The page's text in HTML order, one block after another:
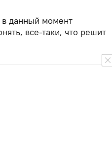
в данный момент
все-таки, что решит